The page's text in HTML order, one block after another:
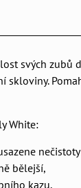
svých zubů
skloviny.
White:
bělejší,
kazu,